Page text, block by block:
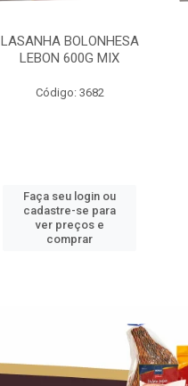
LASANHA BOLONHESA
LEBON 600G MIX
Código: 3682
Faça seu login ou
cadastre-se para
ver preços e
comprar